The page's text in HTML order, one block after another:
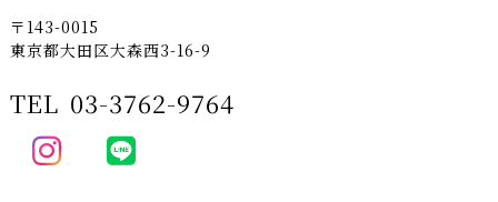
〒143-0015
東京都大田区大森西3-16-9
TEL 03-3762-9764